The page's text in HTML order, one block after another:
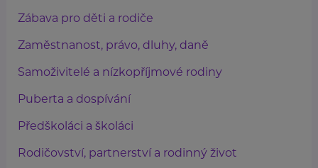
Zábava pro děti a rodiče
Zaměstnanost, právo, dluhy, daně
Samoživitelé a nízkopříjmové rodiny
Puberta a dospívání
Předškoláci a školáci
Rodičovství, partnerství a rodinný život